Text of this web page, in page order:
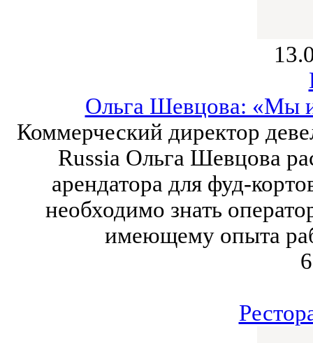
Ольга Шевцова: «Мы
Коммерческий директор
Russia Ольга Шевцова
арендатора для фуд-
необходимо знать
имеющему опыта